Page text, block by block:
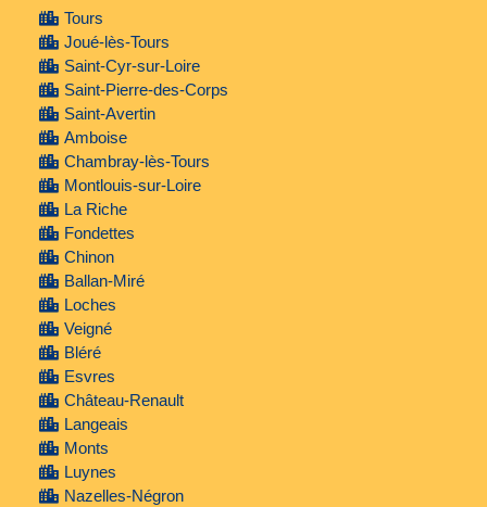
Tours
Joué-lès-Tours
Saint-Cyr-sur-Loire
Saint-Pierre-des-Corps
Saint-Avertin
Amboise
Chambray-lès-Tours
Montlouis-sur-Loire
La Riche
Fondettes
Chinon
Ballan-Miré
Loches
Veigné
Bléré
Esvres
Château-Renault
Langeais
Monts
Luynes
Nazelles-Négron